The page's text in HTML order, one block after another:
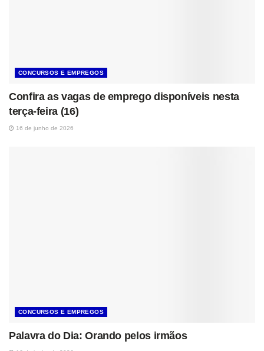
CONCURSOS E EMPREGOS
Confira as vagas de emprego disponíveis nesta
terça-feira (16)
16 de junho de 2026
CONCURSOS E EMPREGOS
Palavra do Dia: Orando pelos irmãos